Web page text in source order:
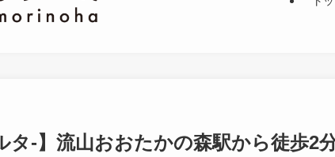
タ-】流山おおたかの森駅から徒歩2